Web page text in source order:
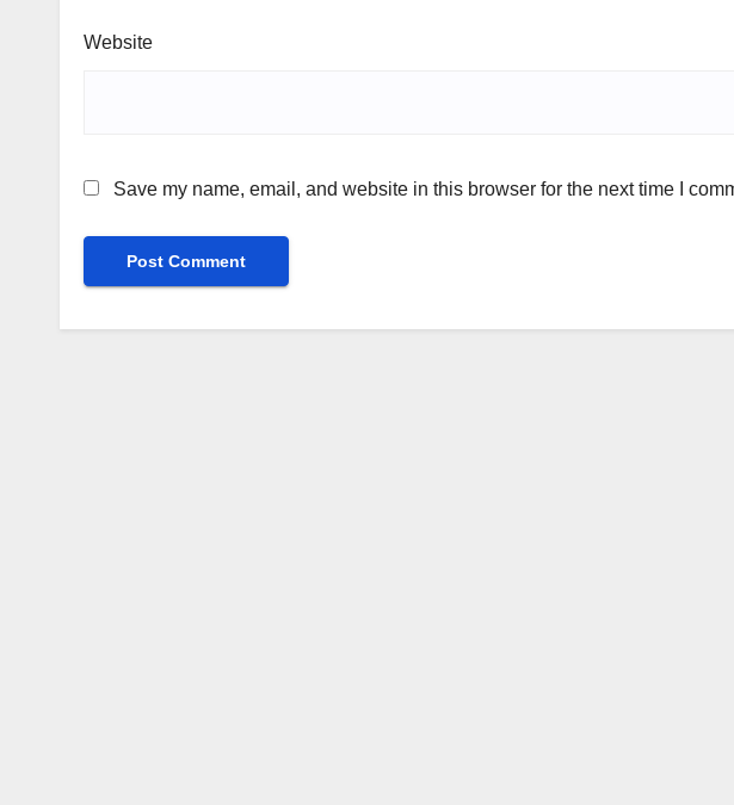
Website
Save my name, email, and website in this browser for the next time I